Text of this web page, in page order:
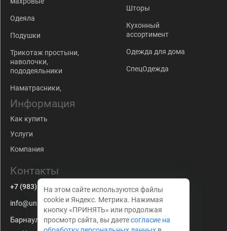
Одеяла
Подушки
Трикотаж простыни,
наволочки,
пододеяльники
Наматрасники,
Шторы
Кухонный
ассортимент
Одежда для дома
СпецОдежда
Информация
Как купить
Услуги
Компания
Контакты
+7 (983) 179-63-67
info@univkon22.ru
Барнаул
На этом сайте используются файлы
cookie и Яндекс. Метрика. Нажимая
кнопку «ПРИНЯТЬ» или продолжая
просмотр сайта, вы даетесогласие на